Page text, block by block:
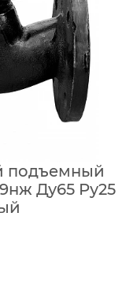
подъемный
Ду65 Ру25